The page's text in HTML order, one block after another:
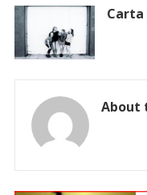
Carta
About